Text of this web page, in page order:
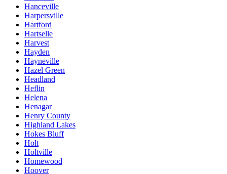
Hanceville
Harpersville
Hartford
Hartselle
Harvest
Hayden
Hayneville
Hazel Green
Headland
Heflin
Helena
Henagar
Henry County
Highland Lakes
Hokes Bluff
Holt
Holtville
Homewood
Hoover